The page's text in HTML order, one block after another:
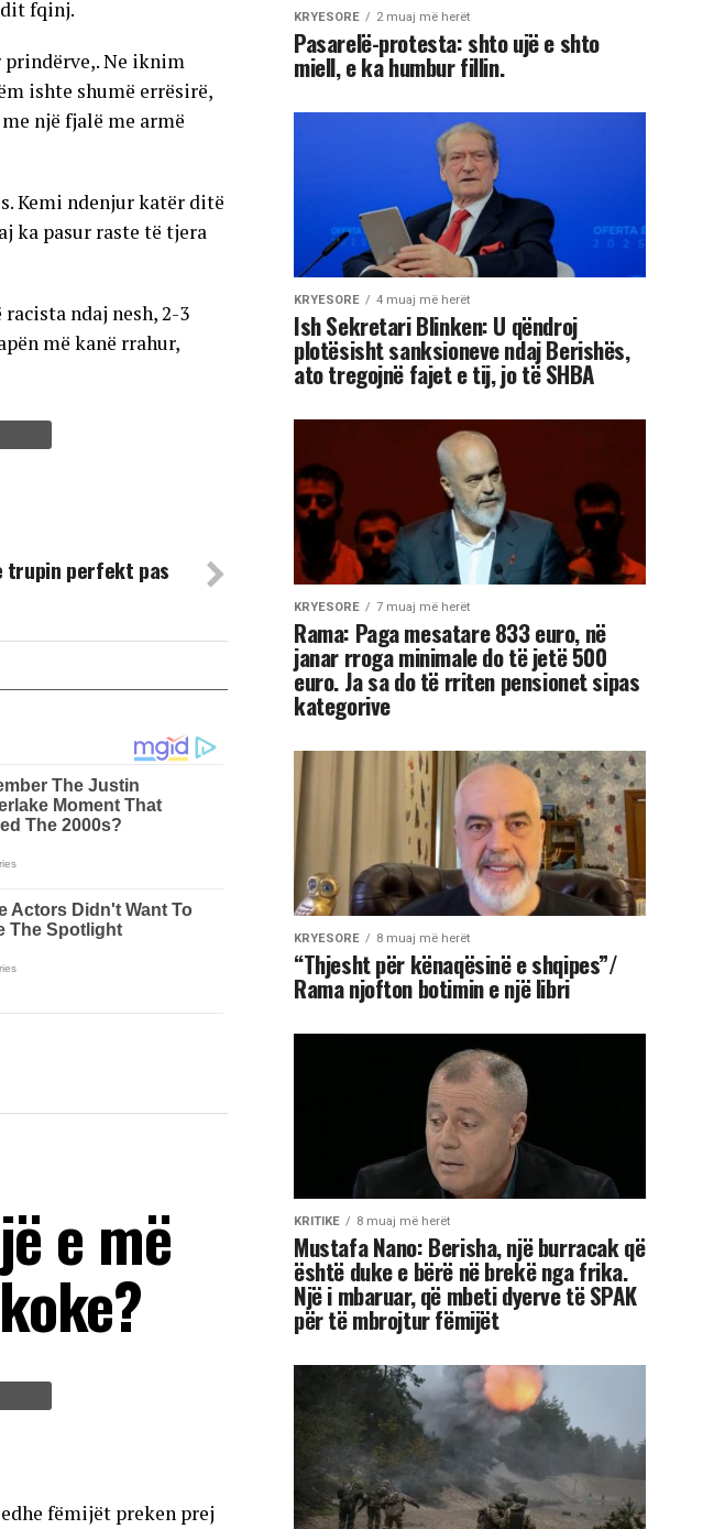
fqinj.
prindërve,. Ne iknim
ishte shumë errësirë,
një fjalë me armë
Kemi ndenjur katër ditë
ka pasur raste të tjera
ndaj nesh, 2-3
më kanë rrahur,
trupin perfekt pas
e më
fëmijët preken prej
KRYESORE 2 muaj më herët
Pasarelë-protesta: shto ujë e shto
miell, e ka humbur fillin.
KRYESORE 4 muaj më herët
Ish Sekretari Blinken: U qëndroj
plotësisht sanksioneve ndaj Berishës,
ato tregojnë fajet e tij, jo të SHBA
KRYESORE 7 muaj më herët
Rama: Paga mesatare 833 euro, në
janar rroga minimale do të jetë 500
euro. Ja sa do të rriten pensionet sipas
kategorive
KRYESORE 8 muaj më herët
“Thjesht për kënaqësinë e shqipes”/
Rama njofton botimin e një libri
KRITIKE 8 muaj më herët
Mustafa Nano: Berisha, një burracak që
është duke e bërë në brekë nga frika.
Një i mbaruar, që mbeti dyerve të SPAK
për të mbrojtur fëmijët